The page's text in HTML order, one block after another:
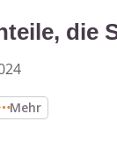
die
Mehr